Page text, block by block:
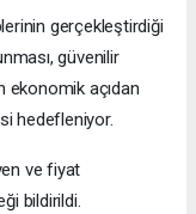
gerçekleştirdiği
güvenilir
ekonomik açıdan
hedefleniyor.
ve fiyat
bildirildi.